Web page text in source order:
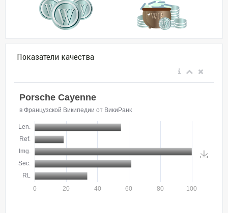
Показатели качества